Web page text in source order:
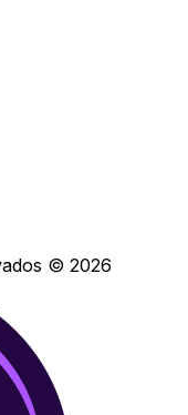
© 2026